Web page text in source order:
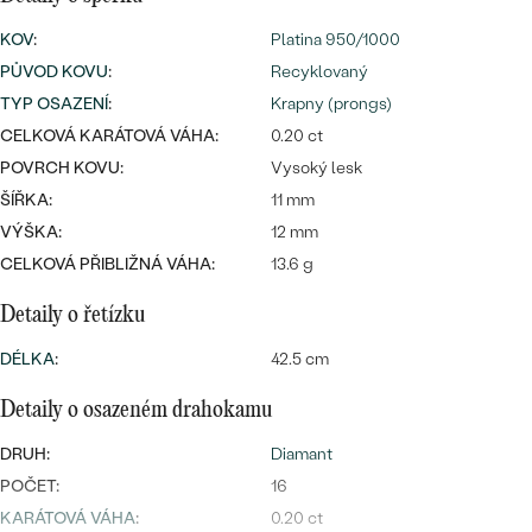
Nejprodávanější
snubní prsteny
PROHLÉDNOUT
DLE MATERIÁLU
PLATINA
STŘÍBRO
S LAB-GROWN DIAMANTY
S PERLAMI
DLE STYLU
MINIMALISTICKÉ
PODLE PŘÍLEŽITOSTI
PODLE BARVY
Nejprodávanější
LUXUSNÍ
CENOVĚ DOSTUPNÉ
LUXUSNÍ
KOV:
Platina 950/1000
PŮVOD KOVU:
Recyklovaný
TYP OSAZENÍ:
Krapny (prongs)
CELKOVÁ KARÁTOVÁ VÁHA:
0.20 ct
POVRCH KOVU:
Vysoký lesk
ŠÍŘKA:
11 mm
VÝŠKA:
12 mm
CELKOVÁ PŘIBLIŽNÁ VÁHA:
13.6 g
Detaily o řetízku
DÉLKA: 42.5 cm
Detaily o osazeném drahokamu
DRUH:
Diamant
POČET:
16
KARÁTOVÁ VÁHA:
0.20 ct